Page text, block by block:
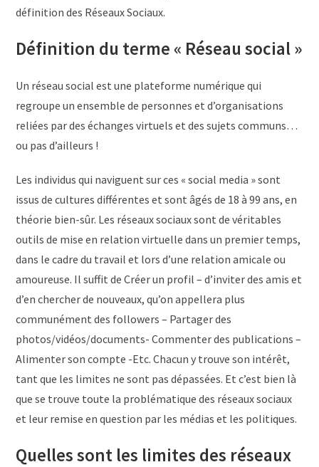
définition des Réseaux Sociaux.
Définition du terme « Réseau social »
Un réseau social est une plateforme numérique qui
regroupe un ensemble de personnes et d’organisations
reliées par des échanges virtuels et des sujets communs…
ou pas d’ailleurs !
Les individus qui naviguent sur ces « social media » sont
issus de cultures différentes et sont âgés de 18 à 99 ans, en
théorie bien-sûr. Les réseaux sociaux sont de véritables
outils de mise en relation virtuelle dans un premier temps,
dans le cadre du travail et lors d’une relation amicale ou
amoureuse. Il suffit de Créer un profil – d’inviter des amis et
d’en chercher de nouveaux, qu’on appellera plus
communément des followers – Partager des
photos/vidéos/documents- Commenter des publications –
Alimenter son compte -Etc. Chacun y trouve son intérêt,
tant que les limites ne sont pas dépassées. Et c’est bien là
que se trouve toute la problématique des réseaux sociaux
et leur remise en question par les médias et les politiques.
Quelles sont les limites des réseaux